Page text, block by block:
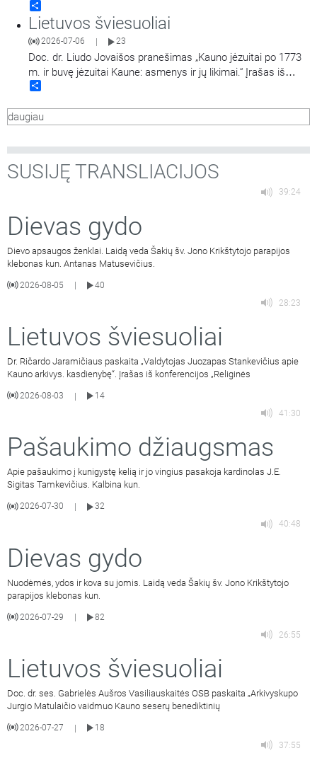
Laida skirta šiai šviesuolei prisiminti. Laidą veda Marijos
radijo programų direktorius kun. dr. Nerijus Pipiras,
kalba Krekenavos bazilikos rektorius kun. dr. Gediminas
Jankūnas. Laidoje ištrauka iš MR
Lietuvos šviesuoliai
2026-07-06 23
Doc. dr. Liudo Jovaišos pranešimas „Kauno jėzuitai po 1773
m. ir buvę jėzuitai Kaune: asmenys ir jų likimai.“ Įrašas iš
konferencijos „Religinės bendruomenės ir visuomeninės
daugiau
SUSIJĘ TRANSLIACIJOS
39:24
Dievas gydo
Dievo apsaugos ženklai. Laidą veda Šakių šv. Jono Krikštytojo parapijos
klebonas kun. Antanas Matusevičius.
2026-08-05
40
28:23
Lietuvos šviesuoliai
Dr. Ričardo Jaramičiaus paskaita „Valdytojas Juozapas Stankevičius apie
Kauno arkivys. kasdienybę“. Įrašas iš konferencijos „Religinės
2026-08-03 |
14
41:30
Pašaukimo džiaugsmas
Apie pašaukimo į kunigystę kelią ir jo vingius pasakoja kardinolas J.E.
Sigitas Tamkevičius. Kalbina kun.
2026-07-30
32
40:48
Dievas gydo
Nuodėmės, ydos ir kova su jomis. Laidą veda Šakių šv. Jono Krikštytojo
parapijos klebonas kun.
2026-07-29
82
26:55
Lietuvos šviesuoliai
Doc. dr. ses. Gabrielės Aušros Vasiliauskaitės OSB paskaita „Arkivyskupo
Jurgio Matulaičio vaidmuo Kauno seserų benediktinių
2026-07-27 |
18
37:55